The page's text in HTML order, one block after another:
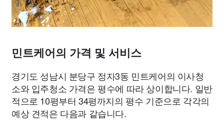
민트케어의 가격 및 서비스
경기도 성남시 분당구 정자3동 민트케어의 이사청
소와 입주청소 가격은 평수에 따라 상이합니다. 일반
적으로 10평부터 34평까지의 평수 기준으로 각각의
예상 견적은 다음과 같습니다.